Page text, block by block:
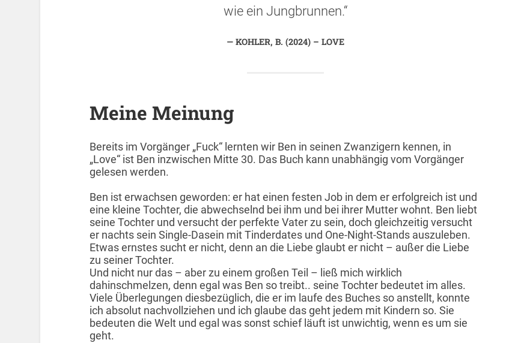
wie ein Jungbrunnen.“
KOHLER, B. (2024) – LOVE
Meine Meinung
Bereits im Vorgänger „Fuck“ lernten wir Ben in seinen Zwanzigern kennen, in
„Love“ ist Ben inzwischen Mitte 30. Das Buch kann unabhängig vom Vorgänger
gelesen werden.
Ben ist erwachsen geworden: er hat einen festen Job in dem er erfolgreich ist und
eine kleine Tochter, die abwechselnd bei ihm und bei ihrer Mutter wohnt. Ben liebt
seine Tochter und versucht der perfekte Vater zu sein, doch gleichzeitig versucht
er nachts sein Single-Dasein mit Tinderdates und One-Night-Stands auszuleben.
Etwas ernstes sucht er nicht, denn an die Liebe glaubt er nicht – außer die Liebe
zu seiner Tochter.
Und nicht nur das – aber zu einem großen Teil – ließ mich wirklich
dahinschmelzen, denn egal was Ben so treibt.. seine Tochter bedeutet im alles.
Viele Überlegungen diesbezüglich, die er im laufe des Buches so anstellt, konnte
ich absolut nachvollziehen und ich glaube das geht jedem mit Kindern so. Sie
bedeuten die Welt und egal was sonst schief läuft ist unwichtig, wenn es um sie
geht.